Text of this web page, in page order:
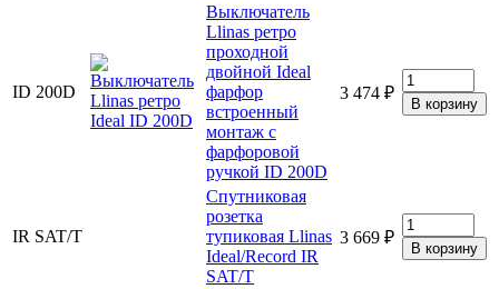
ID 200D
Выключатель
Llinas ретро
проходной
двойной Ideal
фарфор
встроенный
монтаж с
фарфоровой
ручкой ID 200D
3 474 ₽
IR SAT/T
Спутниковая
розетка
тупиковая Llinas
Ideal/Record IR
SAT/T
3 669 ₽